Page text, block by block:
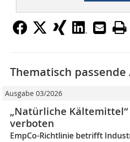
Thematisch
Ausgabe 03/2026
„Natürliche
verboten
EmpCo-Richtlinie betrifft